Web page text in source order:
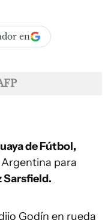
en
de Fútbol,
para
Sarsfield.
Godín en rueda